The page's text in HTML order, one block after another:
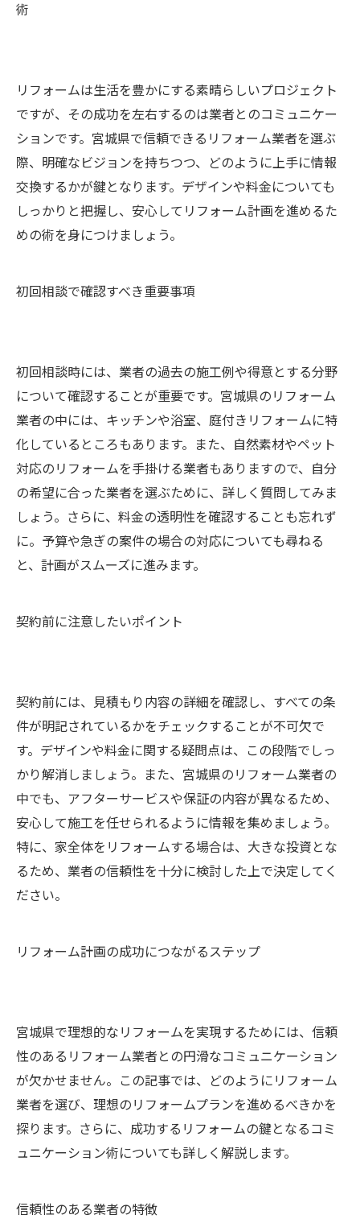
術
リフォームは生活を豊かにする素晴らしいプロジェクト
ですが、その成功を左右するのは業者とのコミュニケー
ションです。宮城県で信頼できるリフォーム業者を選ぶ
際、明確なビジョンを持ちつつ、どのように上手に情報
交換するかが鍵となります。デザインや料金についても
しっかりと把握し、安心してリフォーム計画を進めるた
めの術を身につけましょう。
初回相談で確認すべき重要事項
初回相談時には、業者の過去の施工例や得意とする分野
について確認することが重要です。宮城県のリフォーム
業者の中には、キッチンや浴室、庭付きリフォームに特
化しているところもあります。また、自然素材やペット
対応のリフォームを手掛ける業者もありますので、自分
の希望に合った業者を選ぶために、詳しく質問してみま
しょう。さらに、料金の透明性を確認することも忘れず
に。予算や急ぎの案件の場合の対応についても尋ねる
と、計画がスムーズに進みます。
契約前に注意したいポイント
契約前には、見積もり内容の詳細を確認し、すべての条
件が明記されているかをチェックすることが不可欠で
す。デザインや料金に関する疑問点は、この段階でしっ
かり解消しましょう。また、宮城県のリフォーム業者の
中でも、アフターサービスや保証の内容が異なるため、
安心して施工を任せられるように情報を集めましょう。
特に、家全体をリフォームする場合は、大きな投資とな
るため、業者の信頼性を十分に検討した上で決定してく
ださい。
リフォーム計画の成功につながるステップ
宮城県で理想的なリフォームを実現するためには、信頼
性のあるリフォーム業者との円滑なコミュニケーション
が欠かせません。この記事では、どのようにリフォーム
業者を選び、理想のリフォームプランを進めるべきかを
探ります。さらに、成功するリフォームの鍵となるコミ
ュニケーション術についても詳しく解説します。
信頼性のある業者の特徴